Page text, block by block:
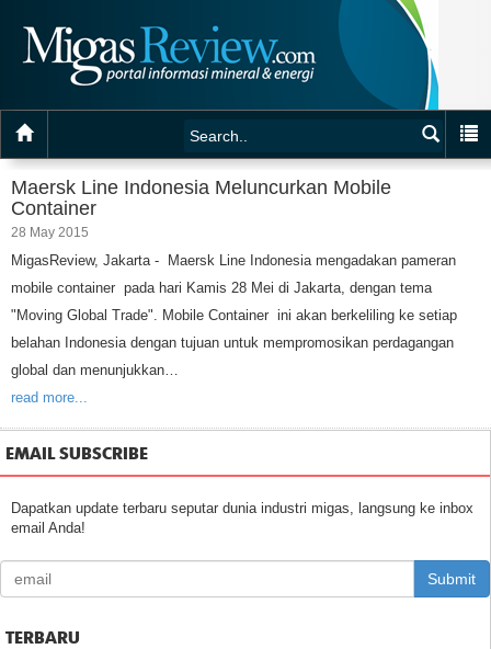
Maersk Line Indonesia Meluncurkan Mobile
Container
28 May 2015
MigasReview, Jakarta - Maersk Line Indonesia mengadakan pameran
mobile container pada hari Kamis 28 Mei di Jakarta, dengan tema
"Moving Global Trade". Mobile Container ini akan berkeliling ke setiap
belahan Indonesia dengan tujuan untuk mempromosikan perdagangan
global dan menunjukkan…
read more...
EMAIL SUBSCRIBE
Dapatkan update terbaru seputar dunia industri migas, langsung ke inbox
email Anda!
Submit
TERBARU